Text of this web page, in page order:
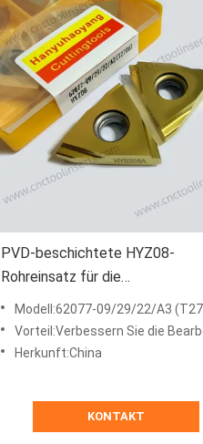
PVD-beschichtete HYZ08-
Rohreinsatz für die
niedriggeschwindige
von mildem Stahl - Modell
09/29/22/A3 (T2706) CNC-
Modell:62077-09/29/22/A3
Vorteil:Verbessern Sie die Bearbeitungsgenauigkeit und steigern Sie die
Herkunft:China
KONTAKT